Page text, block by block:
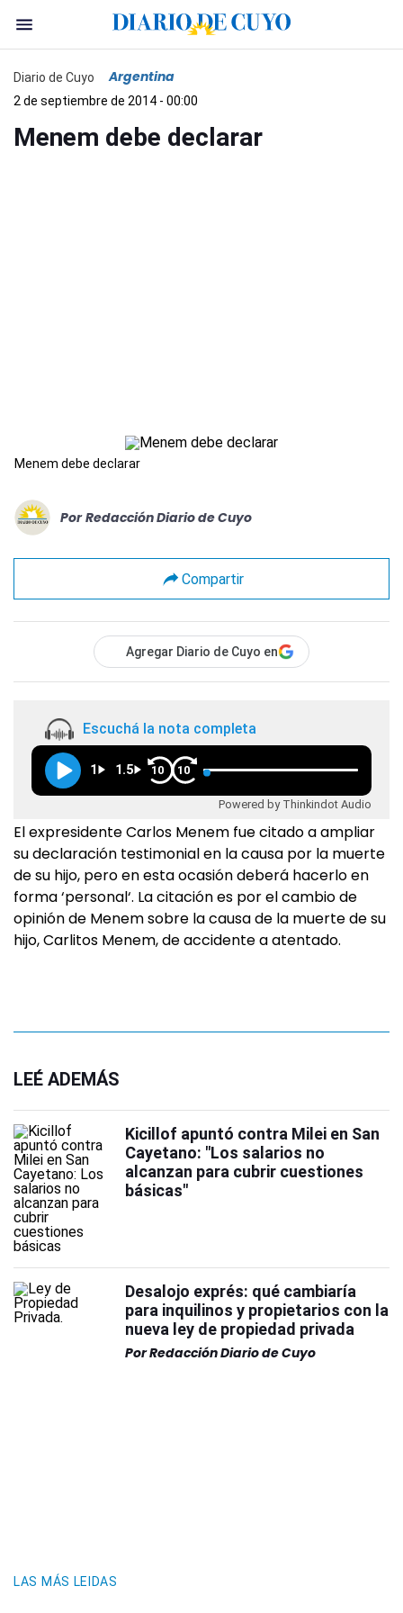
Diario de Cuyo Argentina
2 de septiembre de 2014 - 00:00
Menem debe declarar
Menem debe declarar
Por Redacción Diario de Cuyo
Compartir
Agregar Diario de Cuyo en
Escuchá la nota completa
1 1.5 10 10
Powered by Thinkindot Audio
El expresidente Carlos Menem fue citado a ampliar
su declaración testimonial en la causa por la muerte
de su hijo, pero en esta ocasión deberá hacerlo en
forma ‘personal‘. La citación es por el cambio de
opinión de Menem sobre la causa de la muerte de su
hijo, Carlitos Menem, de accidente a atentado.
LEÉ ADEMÁS
Kicillof apuntó contra Milei en San
Cayetano: "Los salarios no
alcanzan para cubrir cuestiones
básicas"
Desalojo exprés: qué cambiaría
para inquilinos y propietarios con la
nueva ley de propiedad privada
PorRedacción Diario de Cuyo
LAS MÁS LEIDAS